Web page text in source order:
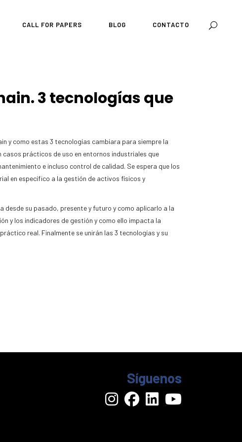
CALL FOR PAPERS BLOG CONTACTO
3 tecnologías que
y como estas 3 tecnologías cambiara para siempre la
prácticos de uso en entornos industriales que
e incluso control de calidad. Se espera que los
en específico a la gestión de activos físicos y
desde su pasado, presente y futuro y como aplicarlo a la
y los indicadores de gestión y como ello impacta la
real. Finalmente se unirán las 3 tecnologías y su
Síguenos